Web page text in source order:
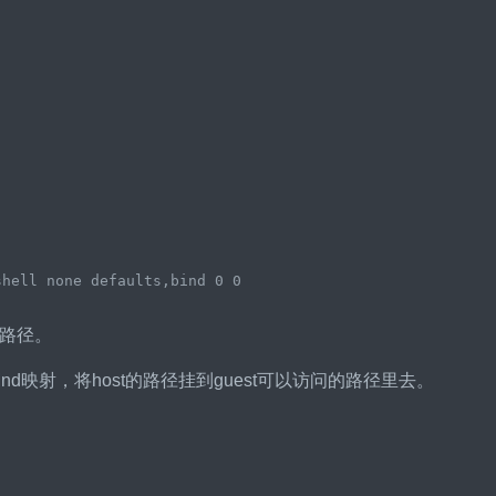
径。
映射，将host的路径挂到guest可以访问的路径里去。